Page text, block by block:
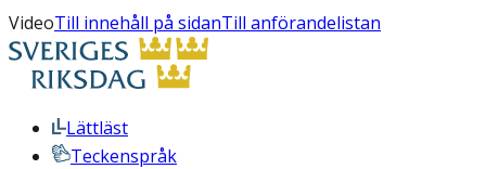
VideoTill innehåll på sidanTill anförandelistan
Lättläst
Teckenspråk